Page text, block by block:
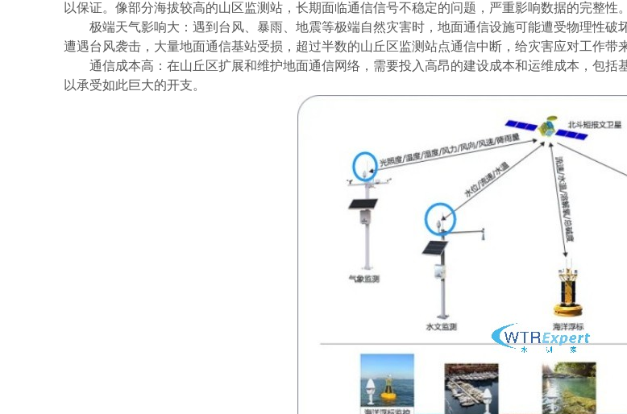
以保证。像部分海拔较高的山区监测站，长期面临通信信号不稳定的问题，严重影响数据的完整性。
极端天气影响大：遇到台风、暴雨、地震等极端自然灾害时，地面通信设施可能遭受物理性破
遭遇台风袭击，大量地面通信基站受损，超过半数的山丘区监测站点通信中断，给灾害应对工作带
通信成本高：在山丘区扩展和维护地面通信网络，需要投入高昂的建设成本和运维成本，包
以承受如此巨大的开支。